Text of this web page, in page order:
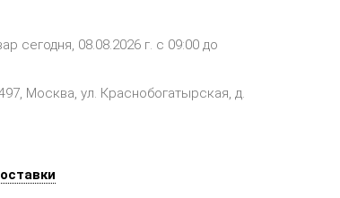
сегодня, 08.08.2026 г. с 09:00 до
Москва, ул. Краснобогатырская, д.